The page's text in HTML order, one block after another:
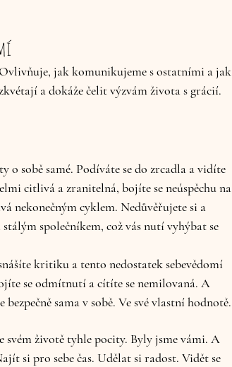
jak komunikujeme s ostatními a jak
a dokáže čelit výzvám života s grácií.
o sobě samé. Podíváte se do zrcadla a vidíte
citlivá a zranitelná, bojíte se neúspěchu na
nekonečným cyklem. Nedůvěřujete si a
společníkem, což vás nutí vyhýbat se
kritiku a tento nedostatek sebevědomí
se odmítnutí a cítíte se nemilovaná. A
sama v sobě. Ve své vlastní hodnotě.
svém životě tyhle pocity. Byly jsme vámi. A
si pro sebe čas. Udělat si radost. Vidět se